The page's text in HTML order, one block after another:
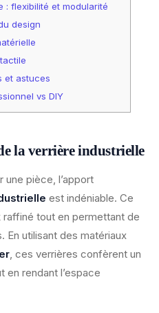
: flexibilité et modularité
design
et astuces
vs DIY
la verrière industrielle
une pièce, l’apport
est indéniable. Ce
tout en permettant de
En utilisant des matériaux
, ces verrières confèrent un
rendant l’espace